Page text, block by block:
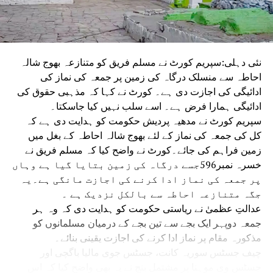
نئی دہلی:سپریم کورٹ نے مسلم فریق کو متنازعہ بھوج شالہ
احاطہ سے منسلک درگاہ کی زمین پر جمعہ کی نماز کی
ادائیگی کی اجازت دی ہے۔ کورٹ نے کہا کہ مذہبی حقوق کی
ادائیگی ہمارا فرض ہے۔ اسے سلب نہیں کیا جاسکتا۔
سپریم کورٹ نے مدھیہ پردیش حکومت کو ہدایت دی ہے کہ
کل کی جمعہ کی نماز کے لئے بھوج شالہ احاطہ کے بغل میں
زمین فراہم کی جائے۔کورٹ نے واضح کیا کہ مسلم فریق نے
خسرہ نمبر596جسے درگاہ کی زمین بتایا گیا ہے وہاں
پر جمعہ کی نماز ادا کرنے کی اجازت مانگی ہے۔یہ
جگہ متنازعہ احاطہ سے بالکل نزدیک ہے ۔
عدالتِ عظمیٰ نے ریاستی حکومت کو ہدایت دی کہ وہ ہر
جمعہ دوپہر ایک بجے سے تین بجے کے درمیان مسلمانوں کو
مذکورہ مقام پر نماز ادا کرنے کی اجازت یقینی بنائے۔